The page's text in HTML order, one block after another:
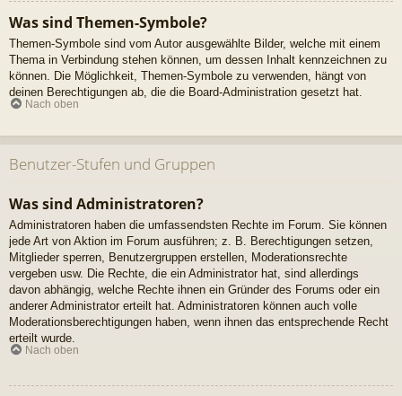
Was sind Themen-Symbole?
Themen-Symbole sind vom Autor ausgewählte Bilder, welche mit einem
Thema in Verbindung stehen können, um dessen Inhalt kennzeichnen zu
können. Die Möglichkeit, Themen-Symbole zu verwenden, hängt von
deinen Berechtigungen ab, die die Board-Administration gesetzt hat.
Nach oben
Benutzer-Stufen und Gruppen
Was sind Administratoren?
Administratoren haben die umfassendsten Rechte im Forum. Sie können
jede Art von Aktion im Forum ausführen; z. B. Berechtigungen setzen,
Mitglieder sperren, Benutzergruppen erstellen, Moderationsrechte
vergeben usw. Die Rechte, die ein Administrator hat, sind allerdings
davon abhängig, welche Rechte ihnen ein Gründer des Forums oder ein
anderer Administrator erteilt hat. Administratoren können auch volle
Moderationsberechtigungen haben, wenn ihnen das entsprechende Recht
erteilt wurde.
Nach oben